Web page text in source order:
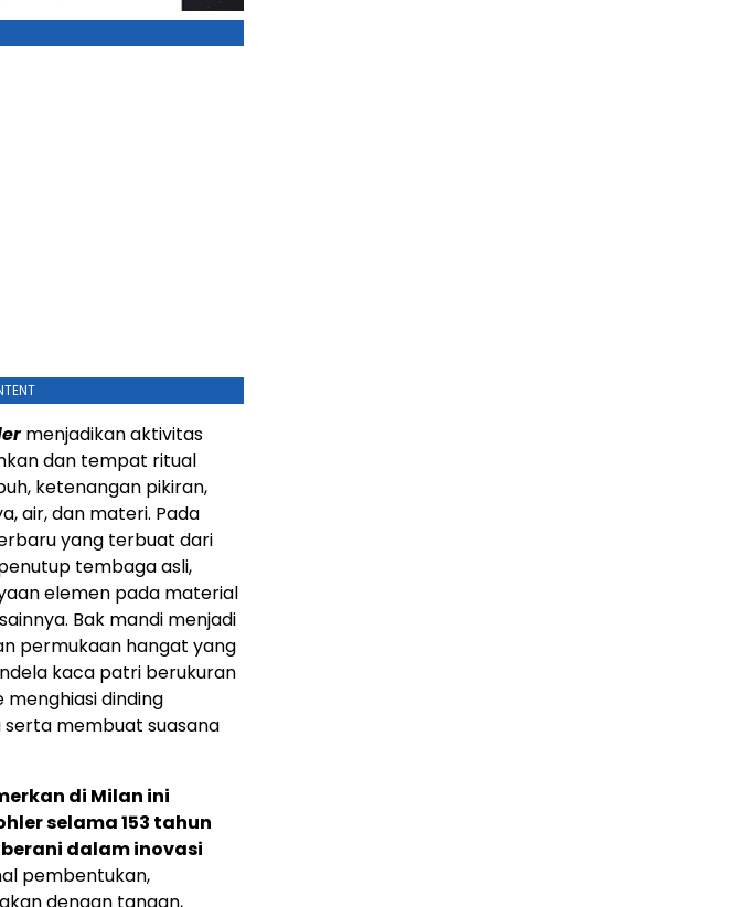
menjadikan aktivitas
dan tempat ritual
ketenangan pikiran,
air, dan materi. Pada
yang terbuat dari
tembaga asli,
elemen pada material
Bak mandi menjadi
permukaan hangat yang
kaca patri berukuran
menghiasi dinding
membuat suasana
di Milan ini
selama 153 tahun
dalam inovasi
pembentukan,
dengan tangan,